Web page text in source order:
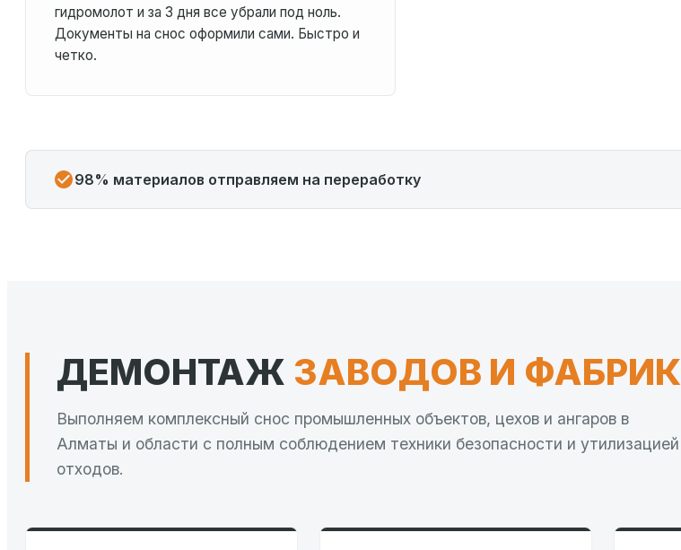
гидромолот и за 3 дня все убрали под ноль.
Документы на снос оформили сами. Быстро и
четко.
98% материалов отправляем на переработку
ДЕМОНТАЖ ЗАВОДОВ И ФАБРИК
Выполняем комплексный снос промышленных объектов, цехов и ангаров в
Алматы и области с полным соблюдением техники безопасности и утилизацией
отходов.